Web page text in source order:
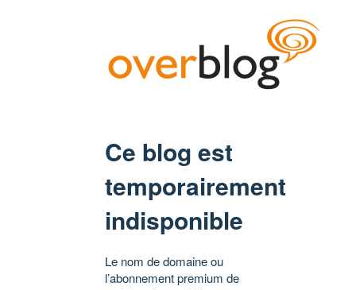
Ce blog est
temporairement
indisponible
Le nom de domaine ou
l’abonnement premium de